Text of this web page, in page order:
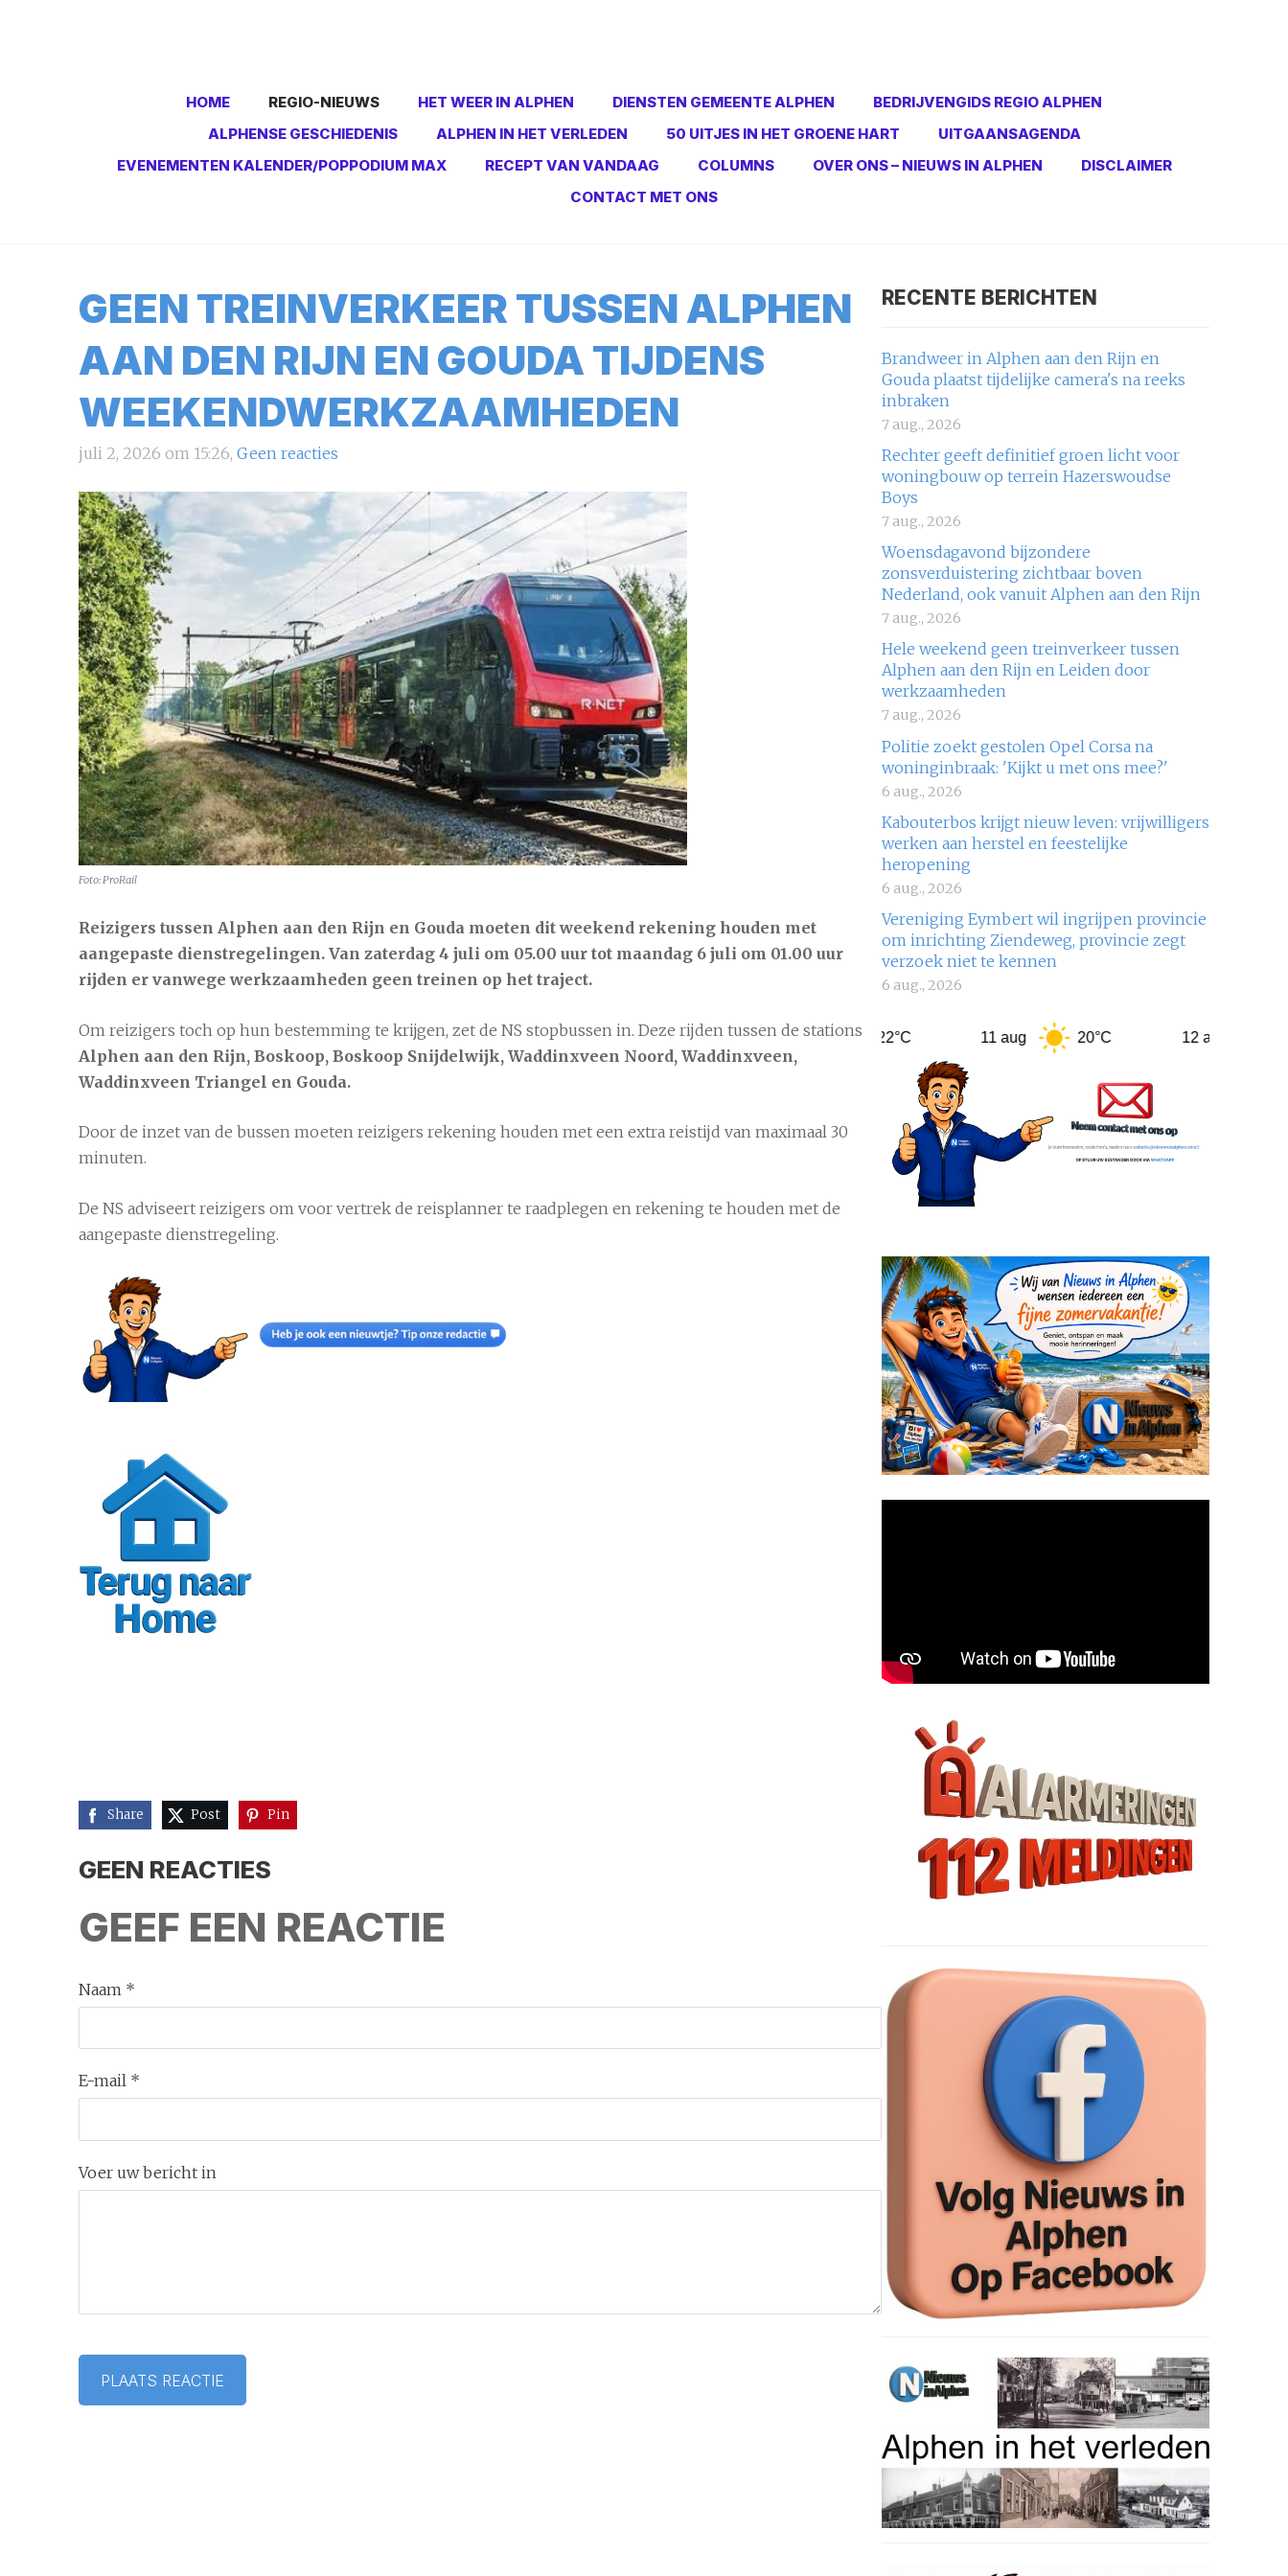
HOME REGIO-NIEUWS HET WEER IN ALPHEN DIENSTEN GEMEENTE ALPHEN
BEDRIJVENGIDS REGIO ALPHEN
ALPHENSE GESCHIEDENIS
ALPHEN IN HET VERLEDEN 50 UITJES IN HET GROENE HART
UITGAANSAGENDA
EVENEMENTEN KALENDER/POPPODIUM MAX
RECEPT VAN VANDAAG COLUMNS OVER ONS – NIEUWS IN ALPHEN
DISCLAIMER
CONTACT MET ONS
RECENTE BERICHTEN
Brandweer in Alphen aan den Rijn en
Gouda plaatst tijdelijke camera's na reeks
inbraken
7 aug., 2026
Rechter geeft definitief groen licht voor
woningbouw op terrein Hazerswoudse
Boys
7 aug., 2026
Woensdagavond bijzondere
zonsverduistering zichtbaar boven
Nederland, ook vanuit Alphen aan den Rijn
7 aug., 2026
Hele weekend geen treinverkeer tussen
Alphen aan den Rijn en Leiden door
werkzaamheden
7 aug., 2026
Politie zoekt gestolen Opel Corsa na
woninginbraak: 'Kijkt u met ons mee?'
6 aug., 2026
Kabouterbos krijgt nieuw leven: vrijwilligers
werken aan herstel en feestelijke
heropening
6 aug., 2026
Vereniging Eymbert wil ingrijpen provincie
om inrichting Ziendeweg, provincie zegt
verzoek niet te kennen
6 aug., 2026
Alphen aan den Rijn 8 aug 22°C 9 aug 27°C 10 aug 22°C 20°C
GEEN TREINVERKEER TUSSEN ALPHEN
AAN DEN RIJN EN GOUDA TIJDENS
WEEKENDWERKZAAMHEDEN
juli 2, 2026 om 15:26, Geen reacties
Foto: ProRail
Reizigers tussen Alphen aan den Rijn en Gouda moeten dit weekend rekening houden met
aangepaste dienstregelingen. Van zaterdag 4 juli om 05.00 uur tot maandag 6 juli om 01.00 uur
rijden er vanwege werkzaamheden geen treinen op het traject.
Om reizigers toch op hun bestemming te krijgen, zet de NS stopbussen in. Deze rijden tussen de stations
Alphen aan den Rijn, Boskoop, Boskoop Snijdelwijk, Waddinxveen Noord, Waddinxveen,
Waddinxveen Triangel en Gouda.
Door de inzet van de bussen moeten reizigers rekening houden met een extra reistijd van maximaal 30
minuten.
De NS adviseert reizigers om voor vertrek de reisplanner te raadplegen en rekening te houden met de
aangepaste dienstregeling.
Share Post Pin
GEEN REACTIES
GEEF EEN REACTIE
Naam *
E-mail *
Voer uw bericht in